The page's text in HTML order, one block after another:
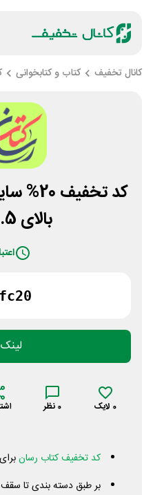
کانال تخفیف کتاب و کتابخوانی
کد
بالای 1.5 میلیون
0 لایک 0 نظر
کد تخفیف کتاب رسانبرای
بر طبق دسته بندی تا سقف 20% از مبلغ سفارش کم میشود